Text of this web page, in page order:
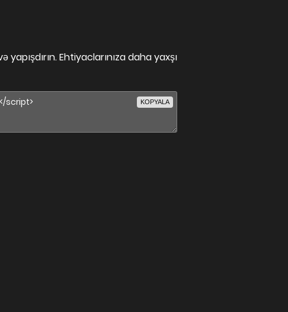
Ehtiyaclarınıza daha yaxşı
KOPYALA